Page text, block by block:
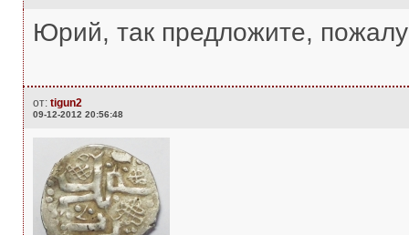
Юрий, так предложите,
от: tigun2
09-12-2012 20:56:48